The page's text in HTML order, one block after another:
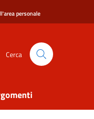
personale
Cerca